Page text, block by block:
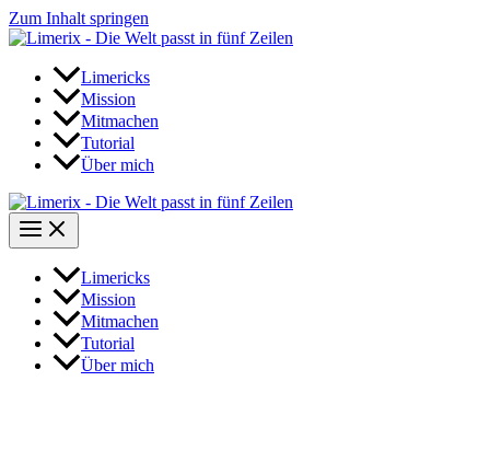
Zum Inhalt springen
Limericks
Mission
Mitmachen
Tutorial
Über mich
Limericks
Mission
Mitmachen
Tutorial
Über mich